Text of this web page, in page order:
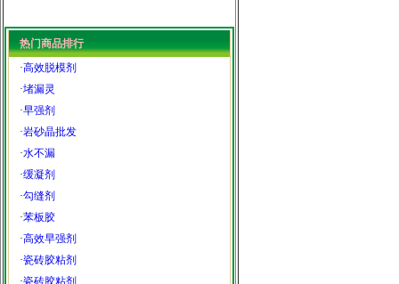
热门商品排行
·高效脱模剂
·堵漏灵
·早强剂
·岩砂晶批发
·水不漏
·缓凝剂
·勾缝剂
·苯板胶
·高效早强剂
·瓷砖胶粘剂
·瓷砖胶粘剂